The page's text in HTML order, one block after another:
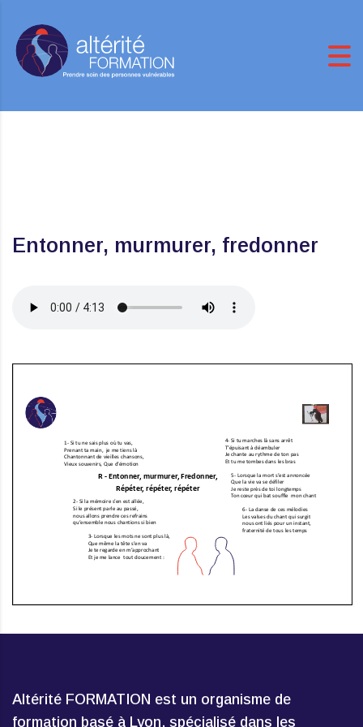
Entonner, murmurer, fredonner
Altérité FORMATION est un organisme de
formation basé à Lyon, spécialisé dans les